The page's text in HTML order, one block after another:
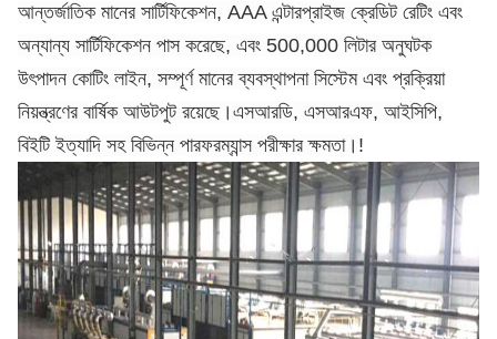
আন্তর্জাতিক মানের সার্টিফিকেশন, AAA এন্টারপ্রাইজ ক্রেডিট রেটিং এবং
অন্যান্য সার্টিফিকেশন পাস করেছে, এবং 500,000 লিটার অনুঘটক
উৎপাদন কোটিং লাইন, সম্পূর্ণ মানের ব্যবস্থাপনা সিস্টেম এবং প্রক্রিয়া
নিয়ন্ত্রণের বার্ষিক আউটপুট রয়েছে।এসআরডি, এসআরএফ, আইসিপি,
বিইটি ইত্যাদি সহ বিভিন্ন পারফরম্যান্স পরীক্ষার ক্ষমতা। !